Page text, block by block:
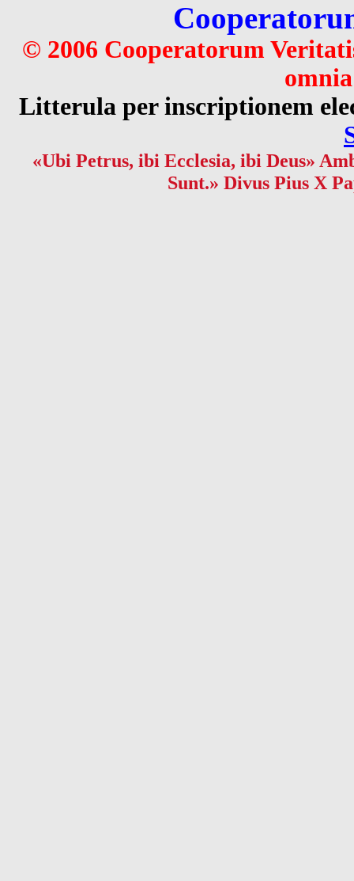
© 2006 Cooperatorum
Litterula per inscriptionem
«Ubi Petrus, ibi Ecclesia, ibi Deus»
Sunt.» Divus Pius X